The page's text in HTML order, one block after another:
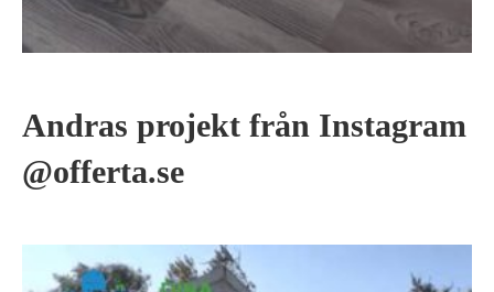
Andras projekt från Instagram
@offerta.se